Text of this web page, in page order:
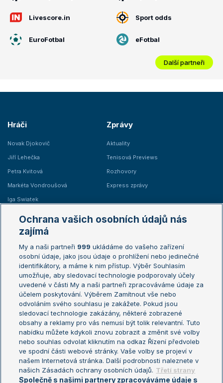
Livescore.in Sport odds
EuroFotbal eFotbal
Další partneři
Hráči
Novak Djokovič
Jiří Lehečka
Petra Kvitová
Markéta Vondroušová
Iga Swiatek
Zprávy
Aktuality
Tenisová Previews
Rozhovory
Express zprávy
Žebříčky
Žebříček ATP (muži)
Žebříček WTA (ženy)
Sázkařský žebříček
Australian Open
French Open
Wimbledon
US Open
Turnaj mistrů
Turnaj mistryň
Aktualní trendy
Fotbalové přestupy
Livesport Daily
LS Prague Open
Ochrana vašich osobních údajů nás
zajímá
My a naši partneři 999 ukládáme do vašeho zařízení
osobní údaje, jako jsou údaje o prohlížení nebo jedinečné
identifikátory, a máme k nim přístup. Výběr Souhlasím
umožňuje, aby sledovací technologie podporovaly účely
uvedené v části My a naši partneři zpracováváme údaje za
účelem poskytování. Výběrem Zamítnout vše nebo
odvoláním svého souhlasu je zakážete. Pokud jsou
sledovací technologie zakázány, některé zobrazené
obsahy a reklamy pro vás nemusí být tolik relevantní. Tuto
nabídku můžete kdykoli znovu zobrazit a změnit své volby
nebo souhlas odvolat kliknutím na odkaz Řízení předvoleb
ve spodní části webové stránky. Vaše volby se projeví v
našem Internetová stránka. Další podrobnosti naleznete v
našich Zásadách ochrany osobních údajů. Třetí strany
Společně s našimi partnery zpracováváme údaje s